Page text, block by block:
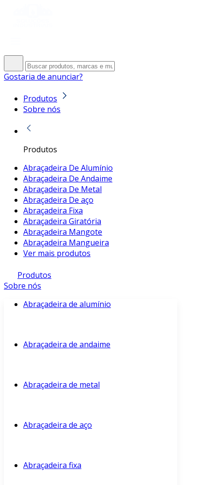
Gostaria de anunciar?
Produtos
Sobre nós
Produtos
Abraçadeira De Alumínio
Abraçadeira De Andaime
Abraçadeira De Metal
Abraçadeira De aço
Abraçadeira Fixa
Abraçadeira Giratória
Abraçadeira Mangote
Abraçadeira Mangueira
Ver mais produtos
Produtos
Sobre nós
Abraçadeira de alumínio
Abraçadeira de andaime
Abraçadeira de metal
Abraçadeira de aço
Abraçadeira fixa